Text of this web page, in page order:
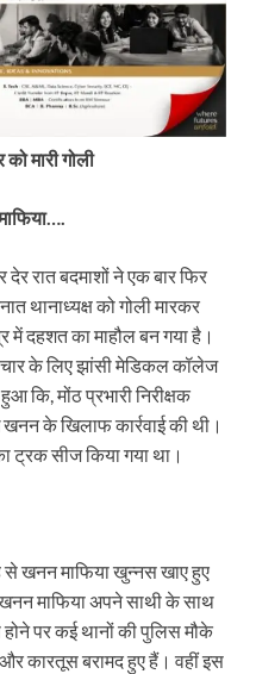
मारी गोली
रात बदमाशों ने एक बार फिर
थानाध्यक्ष को गोली मारकर
में दहशत का माहौल बन गया है।
के लिए झांसी मेडिकल कॉलेज
कि, मोंठ प्रभारी निरीक्षक
खनन के खिलाफ कार्रवाई की थी।
ट्रक सीज किया गया था।
खनन माफिया खुन्नस खाए हुए
माफिया अपने साथी के साथ
पर कई थानों की पुलिस मौके
कारतूस बरामद हुए हैं। वहीं इस